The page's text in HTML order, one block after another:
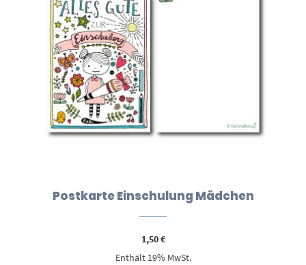
Postkarte Einschulung Mädchen
1,50€
Enthält 19% MwSt.